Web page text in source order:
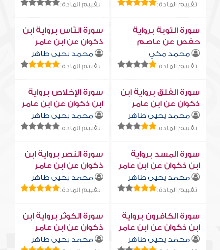
تقييم المادة: تقييم المادة:
سورة التوبة برواية
حفص عن عاصم
محمد مكي
تقييم المادة:
سورة النّاس برواية ابن
ذكوان عن ابن عامر
محمد يحيى طاهر
تقييم المادة:
سورة الفلق برواية ابن
ذكوان عن ابن عامر
محمد يحيى طاهر
تقييم المادة:
سورة الإخلاص برواية
ابن ذكوان عن ابن عامر
محمد يحيى طاهر
تقييم المادة:
سورة المسد برواية
ابن ذكوان عن ابن عامر
محمد يحيى طاهر
تقييم المادة:
سورة النصر برواية ابن
ذكوان عن ابن عامر
محمد يحيى طاهر
تقييم المادة:
سورة الكافرون برواية
ابن ذكوان عن ابن عامر
محمد يحيى طاهر
سورة الكوثر برواية ابن
ذكوان عن ابن عامر
محمد يحيى طاهر